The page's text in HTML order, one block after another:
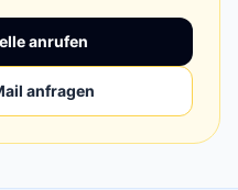
anrufen
anfragen